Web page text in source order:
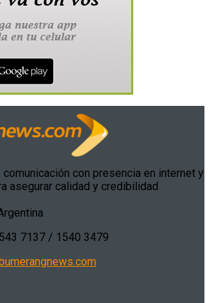
con presencia en internet y
asegurar calidad y credibilidad
7137 / 1540 3479